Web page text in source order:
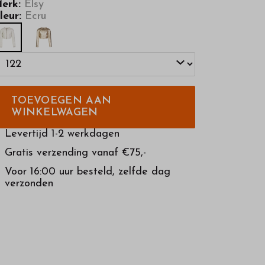
Elsy
Ecru
TOEVOEGEN AAN
WINKELWAGEN
Levertijd 1-2 werkdagen
Gratis verzending vanaf €75,-
Voor 16:00 uur besteld, zelfde dag
verzonden